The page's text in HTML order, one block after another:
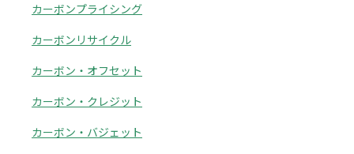
カーボンプライシング
カーボンリサイクル
カーボン・オフセット
カーボン・クレジット
カーボン・バジェット